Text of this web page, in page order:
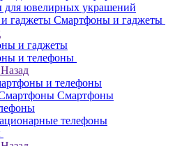
для ювелирных украшений
Смартфоны и гаджеты
и гаджеты
и телефоны
Назад
и телефоны
Смартфоны
телефоны